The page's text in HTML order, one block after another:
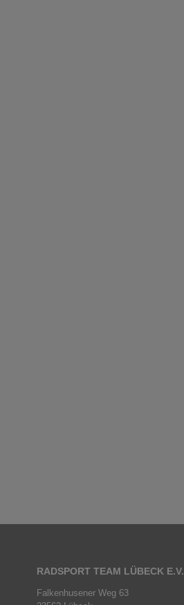
RADSPORT TEAM LÜBECK E.V.
Falkenhusener Weg 63